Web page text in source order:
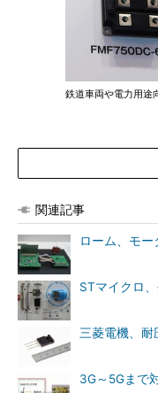
鉄道車両や電力用途
関連記事
ローム、モ
STマイクロ
三菱電機、耐
3G～5Gまで